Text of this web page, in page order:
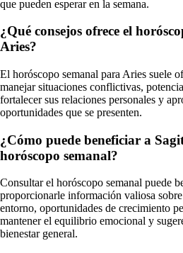
que pueden esperar en la semana.
¿Qué consejos ofrece el
Aries?
El horóscopo semanal para Aries suele
manejar situaciones conflictivas,
fortalecer sus relaciones personales y
oportunidades que se presenten.
¿Cómo puede beneficiar a
horóscopo semanal?
Consultar el horóscopo semanal puede
proporcionarle información valiosa
entorno, oportunidades de crecimiento
mantener el equilibrio emocional y
bienestar general.